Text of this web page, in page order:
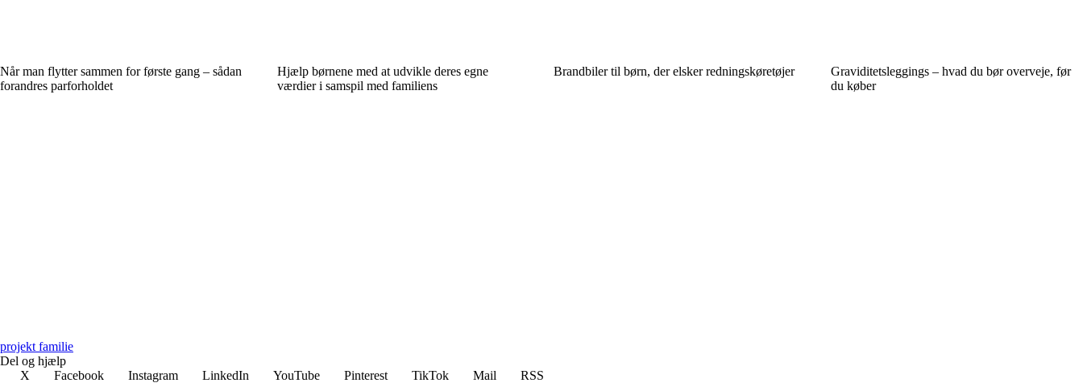
Når man flytter sammen for første gang – sådan
forandres parforholdet
Hjælp børnene med at udvikle deres egne
værdier i samspil med familiens
Brandbiler til børn, der elsker redningskøretøjer
Graviditetsleggings – hvad du bør overveje, før
du køber
projekt familie
Del og hjælp
X
Facebook Instagram LinkedIn YouTube Pinterest TikTok Mail
RSS